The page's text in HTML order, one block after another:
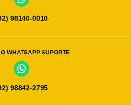
98140-0010
WHATSAPP SUPORTE
98842-2795